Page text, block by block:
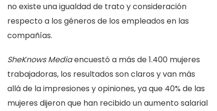
no existe una igualdad de trato y consideración
respecto a los géneros de los empleados en las
compañías.
SheKnows Mediaencuestó a más de 1.400 mujeres
trabajadoras, los resultados son claros y van más
allá de la impresiones y opiniones, ya que 40% de las
mujeres dijeron que han recibido un aumento salarial